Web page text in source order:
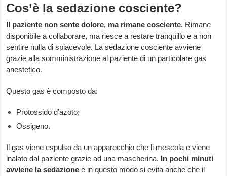
Cos’è la sedazione cosciente?
Il paziente non sente dolore, ma rimane cosciente. Rimane
disponibile a collaborare, ma riesce a restare tranquillo e a non
sentire nulla di spiacevole. La sedazione cosciente avviene
grazie alla somministrazione al paziente di un particolare gas
anestetico.
Questo gas è composto da:
Protossido d’azoto;
Ossigeno.
Il gas viene espulso da un apparecchio che li mescola e viene
inalato dal paziente grazie ad una mascherina. In pochi minuti
avviene la sedazionee in questo modo si evita anche che il